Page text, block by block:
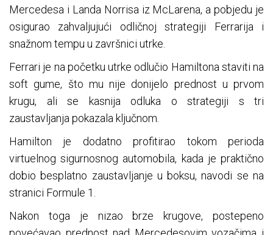
Mercedesa i Landa Norrisa iz McLarena, a pobjedu je
osigurao zahvaljujući odličnoj strategiji Ferrarija i
snažnom tempu u završnici utrke.
Ferrari je na početku utrke odlučio Hamiltona staviti na
soft gume, što mu nije donijelo prednost u prvom
krugu, ali se kasnija odluka o strategiji s tri
zaustavljanja pokazala ključnom.
Hamilton je dodatno profitirao tokom perioda
virtuelnog sigurnosnog automobila, kada je praktično
dobio besplatno zaustavljanje u boksu, navodi se na
stranici Formule 1.
Nakon toga je nizao brze krugove, postepeno